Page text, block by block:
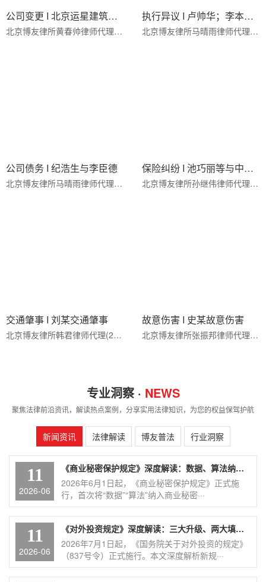
公司变更 I 北京运星建筑器材租赁有限公司与川人（北京）建设发展有限
北京博友律所黄春帅律师代理(2022)京0114民初17600号追加变更被执行人异议之诉案，专业···
执行异议 I 卢帅华；李本忠；北京华夏德文服装服饰有限责任公司执行异议
北京博友律所马晴雨律师代理(2022)京0105民初35194号执行异议之诉案，专业处理一人公司···
公司债务 I 纪浩生与李臣德
北京博友律所马晴雨律师代理(2022)京0105民初35056号执行异议之诉案，专业处理一人公司···
保险纠纷 I 池巧丽等与中国太平洋财产保险股份有限公司北京分公司等机动车交通事故责任纠纷
北京博友律所孙继伟律师代理(2018)京0112民初22521号机动车交通事故责任纠纷案，专业处···
交通肇事 I 刘某交通肇事
北京博友律所韩君律师代理(2024)冀0281刑初95号交通肇事罪案，专业处理缓刑考验期内再···
故意伤害 I 史某故意伤害
北京博友律所张振邦律师代理(2025)京0105刑初390号故意伤害罪案，专业处理轻伤害案件辩···
专业洞察 · NEWS
聚焦法律前沿资讯，解读热点案例，分享实用法律知识，为您的权益保驾护航
新闻资讯 法律解读 博友普法 行业洞察
11
2026-06
《商业秘密保护规定》深度解读：数据、算法纳入保护，企业合规刻不容缓
2026年6月1日起，《商业秘密保护规定》正式施
行，首次将“数据”“算法”纳入商业秘密···
11
2026-06
《对外投资规定》深度解读：三大升级、两大填补、一条红线
2026年7月1日起，《国务院关于对外投资的规定》
（837号令）正式施行。本文深度解析新规···